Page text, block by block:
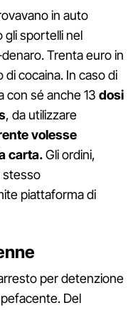
in auto
gli sportelli nel
Trenta euro in
cocaina. In caso di
con sé anche 13 dosi
, da utilizzare
volesse
carta.Gli ordini,
stesso
piattaforma di
per detenzione
Del